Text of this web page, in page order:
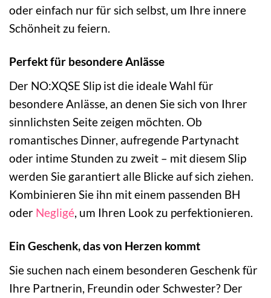
oder einfach nur für sich selbst, um Ihre innere
Schönheit zu feiern.
Perfekt für besondere Anlässe
Der NO:XQSE Slip ist die ideale Wahl für
besondere Anlässe, an denen Sie sich von Ihrer
sinnlichsten Seite zeigen möchten. Ob
romantisches Dinner, aufregende Partynacht
oder intime Stunden zu zweit – mit diesem Slip
werden Sie garantiert alle Blicke auf sich ziehen.
Kombinieren Sie ihn mit einem passenden BH
oder Negligé, um Ihren Look zu perfektionieren.
Ein Geschenk, das von Herzen kommt
Sie suchen nach einem besonderen Geschenk für
Ihre Partnerin, Freundin oder Schwester? Der